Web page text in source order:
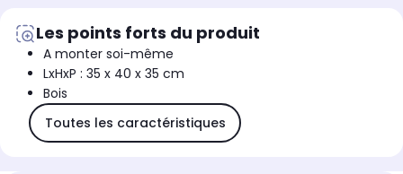
Les points forts du produit
A monter soi-même
LxHxP : 35 x 40 x 35 cm
Bois
Toutes les caractéristiques